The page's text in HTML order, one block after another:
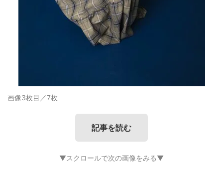
画像3枚目／7枚
記事を読む
▼スクロールで次の画像をみる▼